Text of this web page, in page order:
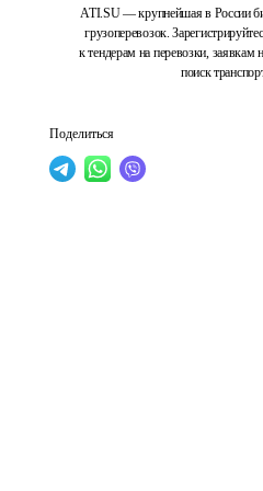
ATI.SU — крупнейшая в России
грузоперевозок.
к тендерам на перевозки, заявкам
поиск
Поделиться